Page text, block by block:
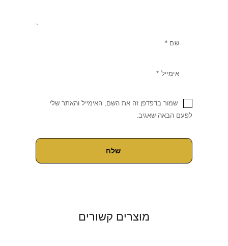
שמור בדפדפן זה את השם, האימייל והאתר שלי
לפעם הבאה שאגיב.
מוצרים קשורים